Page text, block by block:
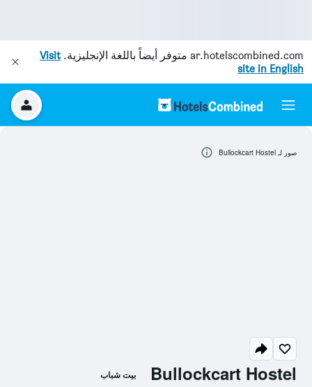
ar.hotelscombined.com متوفر أيضاً باللغة الإنجليزية.Visit
site in English
Bullockcart Hostel بيت شباب
صور لـ Bullockcart Hostel